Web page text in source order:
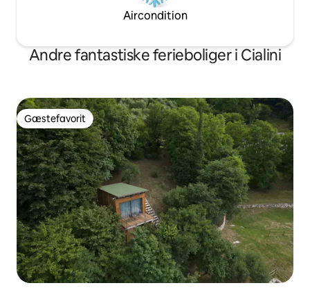
Aircondition
Andre fantastiske ferieboliger i Cialini
Gæstefavorit
Gæstefavorit